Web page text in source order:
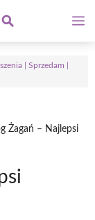
| Sprzedam |
Żagań – Najlepsi